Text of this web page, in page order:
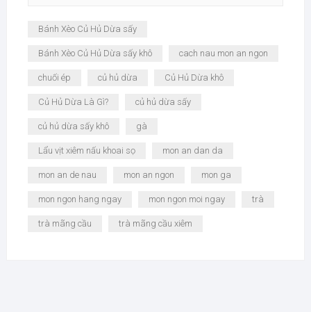
Bánh Xèo Củ Hủ Dừa sấy
Bánh Xèo Củ Hủ Dừa sấy khô cach nau mon an ngon
chuối ép củ hủ dừa Củ Hủ Dừa khô
Củ Hủ Dừa Là Gì? củ hủ dừa sấy
củ hủ dừa sấy khô gà
Lẩu vịt xiêm nấu khoai sọ mon an dan da
mon an de nau mon an ngon mon ga
mon ngon hang ngay mon ngon moi ngay trà
trà mãng cầu trà mãng cầu xiêm